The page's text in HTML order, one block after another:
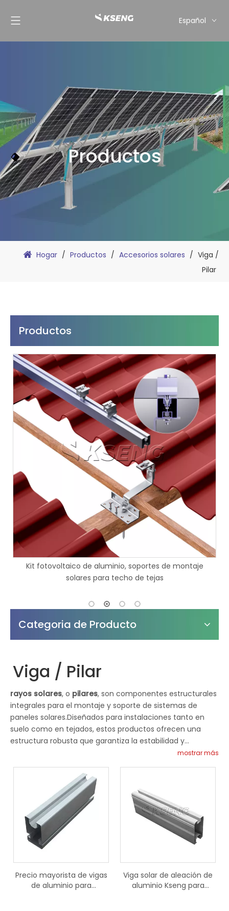
Español
Nederlands
Productos
Hogar / Productos / Accesorios solares / Viga /
Pilar
Productos
Kit fotovoltaico de aluminio, soportes de montaje
solares para techo de tejas
Categoria de Producto
Viga / Pilar
rayos solares, o pilares, son componentes estructurales
integrales para el montaje y soporte de sistemas de
paneles solares.Diseñados para instalaciones tanto en
suelo como en tejados, estos productos ofrecen una
estructura robusta que garantiza la estabilidad y
longevidad de los paneles de energía solar.Están
construidos para soportar el peso sustancial de los
paneles solares y equipos adicionales manteniendo al
mismo tiempo la integridad estructural.Construido con
materiales de alta calidad que resisten la corrosión y la
intemperie, lo que garantiza una larga vida útil con un
mantenimiento mínimo.Nuestro
vigas y pilares solares
duraderosestán diseñados con una rigidez excepcional
para soportar diversas condiciones ambientales sin
diseñados con una integridad estructural excepcional, lo
que proporciona una base sólida para el montaje de
mostrar más
Precio mayorista de vigas
de aluminio para
Viga solar de aleación de
aluminio Kseng para